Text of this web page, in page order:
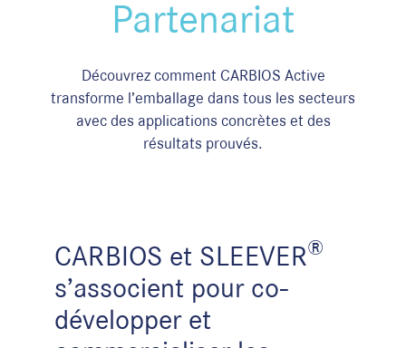
Partenariat
Découvrez comment CARBIOS Active
transforme l’emballage dans tous les secteurs
avec des applications concrètes et des
résultats prouvés.
CARBIOS et SLEEVER®
s’associent pour co-
développer et